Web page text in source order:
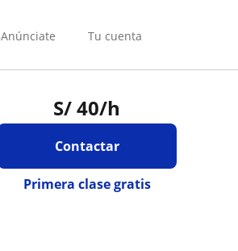
Anúnciate Tu cuenta
S/40/h
Contactar
Primera clase gratis